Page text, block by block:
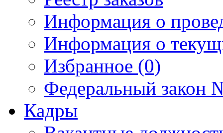
Информация о
Информация о
Избранное (0)
Федеральный закон
Кадры